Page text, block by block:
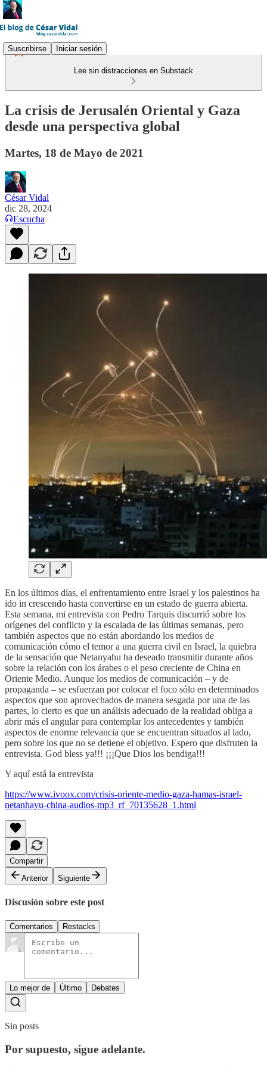
Suscribirse Iniciar sesión
Lee sin distracciones en Substack
La crisis de Jerusalén Oriental y Gaza
desde una perspectiva global
Martes, 18 de Mayo de 2021
César Vidal
dic 28, 2024
Escucha
En los últimos días, el enfrentamiento entre Israel y los palestinos ha
ido in crescendo hasta convertirse en un estado de guerra abierta.
Esta semana, mi entrevista con Pedro Tarquis discurrió sobre los
orígenes del conflicto y la escalada de las últimas semanas, pero
también aspectos que no están abordando los medios de
comunicación cómo el temor a una guerra civil en Israel, la quiebra
de la sensación que Netanyahu ha deseado transmitir durante años
sobre la relación con los árabes o el peso creciente de China en
Oriente Medio. Aunque los medios de comunicación – y de
propaganda – se esfuerzan por colocar el foco sólo en determinados
aspectos que son aprovechados de manera sesgada por una de las
partes, lo cierto es que un análisis adecuado de la realidad obliga a
abrir más el angular para contemplar los antecedentes y también
aspectos de enorme relevancia que se encuentran situados al lado,
pero sobre los que no se detiene el objetivo. Espero que disfruten la
entrevista. God bless ya!!! ¡¡¡Que Dios los bendiga!!!
Y aquí está la entrevista
https://www.ivoox.com/crisis-oriente-medio-gaza-hamas-israel-
netanhayu-china-audios-mp3_rf_70135628_1.html
Compartir
Anterior
Siguiente
Discusión sobre este post
Comentarios Restacks
Lo mejor de Último Debates
Sin posts
Por supuesto, sigue adelante.